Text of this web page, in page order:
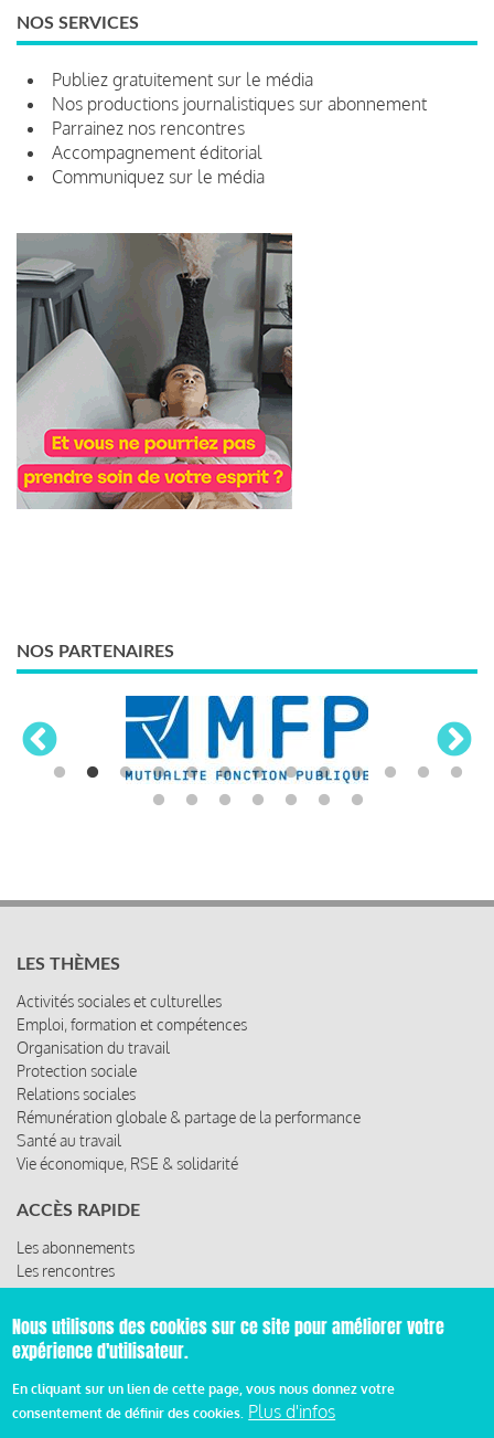
NOS SERVICES
Publiez gratuitement sur le média
Nos productions journalistiques sur abonnement
Parrainez nos rencontres
Accompagnement éditorial
Communiquez sur le média
NOS PARTENAIRES
LES THÈMES
Activités sociales et culturelles
Emploi, formation et compétences
Organisation du travail
Protection sociale
Relations sociales
Rémunération globale & partage de la performance
Santé au travail
Vie économique, RSE & solidarité
ACCÈS RAPIDE
Les abonnements
Les rencontres
Les ressources
© 2019 Miroir Social - Réalisé parCafffeine
Nous utilisons des cookies sur ce site pour améliorer votre
expérience d'utilisateur.
En cliquant sur un lien de cette page, vous nous donnez votre
consentement de définir des cookies. Plus d'infos